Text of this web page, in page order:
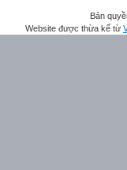
Bản
Website được thừa kế từ